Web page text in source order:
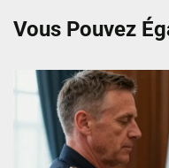
Vous Pouvez